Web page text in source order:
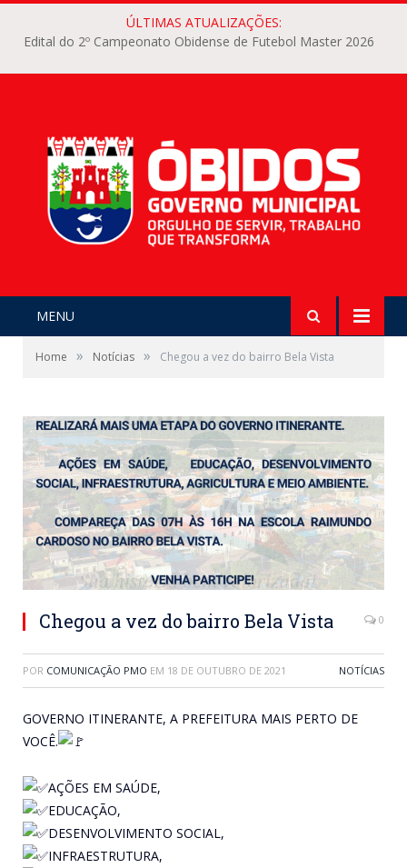
ÚLTIMAS ATUALIZAÇÕES:
Edital do 2º Campeonato Obidense de Futebol Master 2026
MENU
Home » Notícias » Chegou a vez do bairro Bela Vista
Chegou a vez do bairro Bela Vista 0
POR COMUNICAÇÃO PMO EM 18 DE OUTUBRO DE 2021 NOTÍCIAS
GOVERNO ITINERANTE, A PREFEITURA MAIS PERTO DE
VOCÊ.
AÇÕES EM SAÚDE,
EDUCAÇÃO,
DESENVOLVIMENTO SOCIAL,
INFRAESTRUTURA,